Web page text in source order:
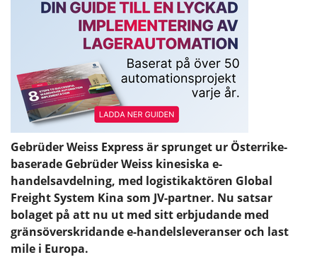
Gebrüder Weiss Express är sprunget ur Österrike-
baserade Gebrüder Weiss kinesiska e-
handelsavdelning, med logistikaktören Global
Freight System Kina som JV-partner. Nu satsar
bolaget på att nu ut med sitt erbjudande med
gränsöverskridande e-handelsleveranser och last
mile i Europa.